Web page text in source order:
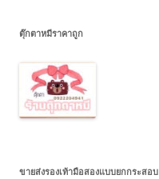
ตุ๊กตาหมีราคาถูก
ขายส่งรองเท้ามือสองแบบยกกระสอบ